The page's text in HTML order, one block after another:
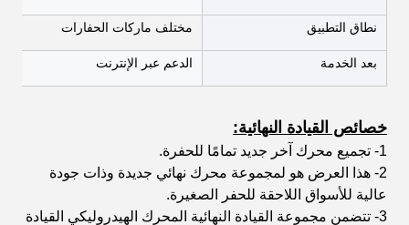
نطاق التطبيق مختلف ماركات الحفارات
بعد الخدمة الدعم عبر الإنترنت
خصائص القيادة النهائية:
1- تجميع محرك آخر جديد تمامًا للحفرة.
2- هذا العرض هو لمجموعة محرك نهائي جديدة وذات جودة
عالية للأسواق اللاحقة للحفر الصغيرة.
3- تتضمن مجموعة القيادة النهائية المحرك الهيدروليكي القيادة